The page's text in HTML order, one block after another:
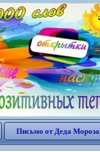
Письмо от Деда Мороза